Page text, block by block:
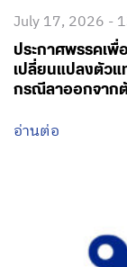
July 17, 2026 -
ประกาศพรรคเพื่
เปลี่ยนแปลงตัวแ
กรณีลาออกจาก
อ่านต่อ